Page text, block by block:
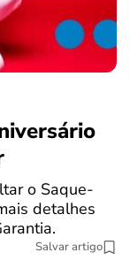
o Saque-
detalhes
Salvar artigo